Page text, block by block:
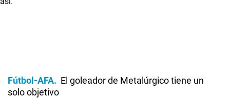
Fútbol-AFA
El goleador de Metalúrgico tiene un
solo objetivo